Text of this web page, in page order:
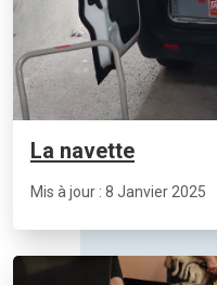
La navette
Mis à jour : 8 Janvier 2025